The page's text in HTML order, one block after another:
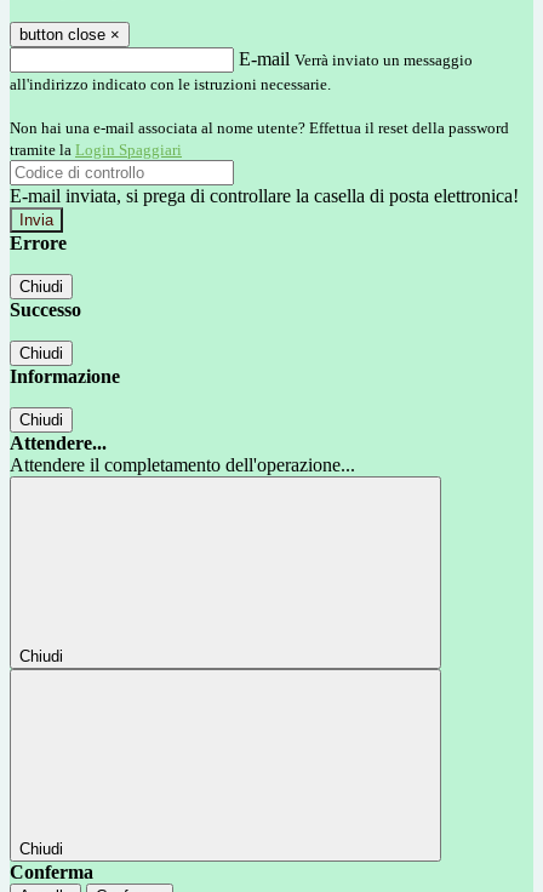
button close ×
E-mail Verrà inviato un messaggio
all'indirizzo indicato con le istruzioni necessarie.
Non hai una e-mail associata al nome utente? Effettua il reset della password
tramite la Login Spaggiari
E-mail inviata, si prega di controllare la casella di posta elettronica!
Errore
Chiudi
Successo
Chiudi
Informazione
Chiudi
Attendere...
Attendere il completamento dell'operazione...
Chiudi
Chiudi
Conferma